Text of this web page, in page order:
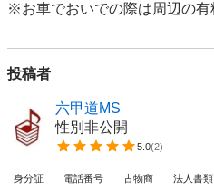
投稿者
六甲道MS
性別非公開
5.0(2)
身分証 電話番号 古物商 法人書類